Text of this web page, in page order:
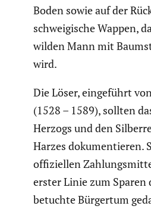
Boden sowie auf der
schwei­gi­sche Wappen,
wilden Mann mit
wird.
Die Löser, einge­führt
(1528 – 1589), sollten
Herzogs und den
Harzes dokumen­tieren.
offizi­ellen
erster Linie zum Sparen
betuchte Bürgertum